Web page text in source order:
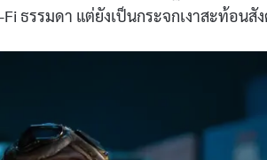
ธรรมดา แต่ยังเป็นกระจกเงาสะท้อนสั